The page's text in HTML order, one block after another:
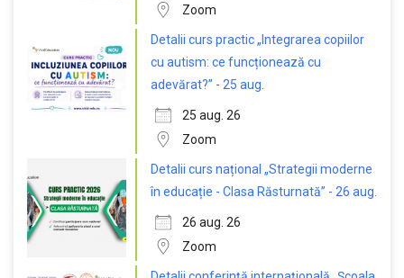
Zoom
Detalii curs practic „Integrarea copiilor
cu autism: ce funcționează cu
adevărat?” - 25 aug.
25 aug. 26
Zoom
Detalii curs național „Strategii moderne
în educație - Clasa Răsturnată” - 26 aug.
26 aug. 26
Zoom